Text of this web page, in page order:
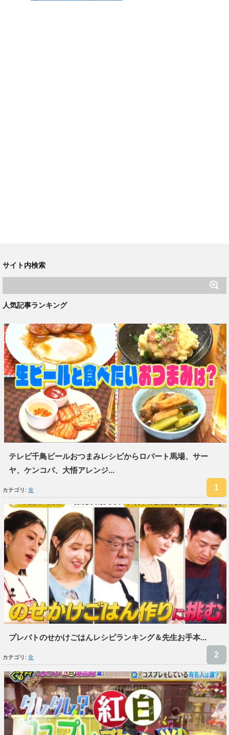
サイト内検索
人気記事ランキング
テレビ千鳥ビールおつまみレシピからロバート馬場、サー
ヤ、ケンコバ、大悟アレンジ...
カテゴリ: 食
プレバトのせかけごはんレシピランキング＆先生お手本...
カテゴリ: 食